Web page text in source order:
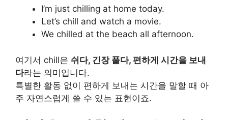
I’m just chilling at home today.
Let’s chill and watch a movie.
We chilled at the beach all afternoon.
여기서 chill은 쉬다, 긴장 풀다, 편하게 시간을 보내
다라는 의미입니다.
특별한 활동 없이 편하게 보내는 시간을 말할 때 아
주 자연스럽게 쓸 수 있는 표현이죠.